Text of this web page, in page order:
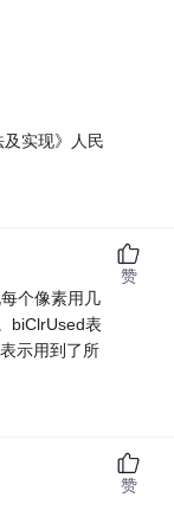
实现》人民
个像素用几
biClrUsed表
示用到了所
赞
赞